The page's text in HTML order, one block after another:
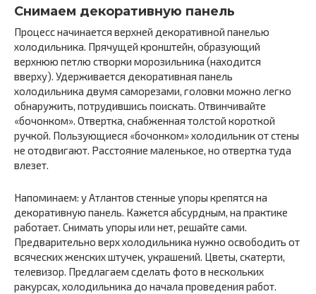
Снимаем декоративную панель
Процесс начинается верхней декоративной панелью
холодильника. Прячущей кронштейн, образующий
верхнюю петлю створки морозильника (находится
вверху). Удерживается декоративная панель
холодильника двумя саморезами, головки можно легко
обнаружить, потрудившись поискать. Отвинчивайте
«бочонком». Отвертка, снабженная толстой короткой
ручкой. Пользующиеся «бочонком» холодильник от стены
не отодвигают. Расстояние маленькое, но отвертка туда
влезет.
Напоминаем: у Атлантов стенные упоры крепятся на
декоративную панель. Кажется абсурдным, на практике
работает. Снимать упоры или нет, решайте сами.
Предварительно верх холодильника нужно освободить от
всяческих женских штучек, украшений. Цветы, скатерти,
телевизор. Предлагаем сделать фото в нескольких
ракурсах, холодильника до начала проведения работ.